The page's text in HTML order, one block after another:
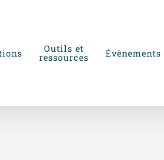
Outils et
ressources Évènements